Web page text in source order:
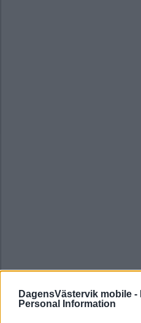
DagensVästervik mobile -
Personal Information